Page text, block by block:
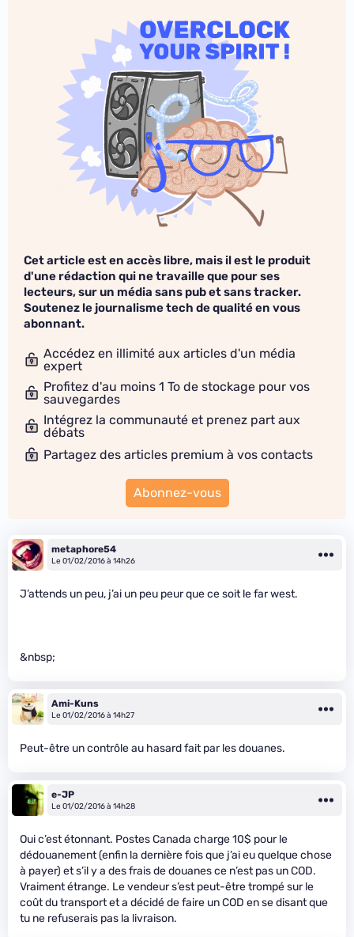
Cet article est en accès libre, mais il est le produit
d'une rédaction qui ne travaille que pour ses
lecteurs, sur un média sans pub et sans tracker.
Soutenez le journalisme tech de qualité en vous
abonnant.
Accédez en illimité aux articles d'un média
expert
Profitez d'au moins 1 To de stockage pour vos
sauvegardes
Intégrez la communauté et prenez part aux
débats
Partagez des articles premium à vos contacts
Abonnez-vous
metaphore54
Le 01/02/2016 à 14h26
J’attends un peu, j’ai un peu peur que ce soit le far west.
&nbsp;
Ami-Kuns
Le 01/02/2016 à 14h27
Peut-être un contrôle au hasard fait par les douanes.
e-JP
Le 01/02/2016 à 14h28
Oui c’est étonnant. Postes Canada charge 10$ pour le
dédouanement (enfin la dernière fois que j’ai eu quelque chose
à payer) et s’il y a des frais de douanes ce n’est pas un COD.
Vraiment étrange. Le vendeur s’est peut-être trompé sur le
coût du transport et a décidé de faire un COD en se disant que
tu ne refuserais pas la livraison.